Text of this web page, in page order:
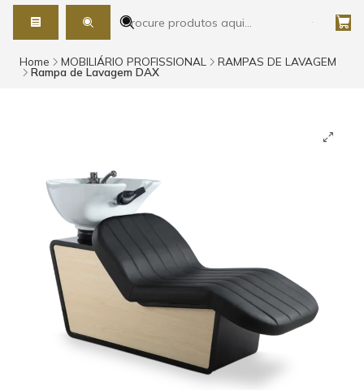
Home MOBILIÁRIO PROFISSIONAL RAMPAS DE LAVAGEM
Rampa de Lavagem DAX